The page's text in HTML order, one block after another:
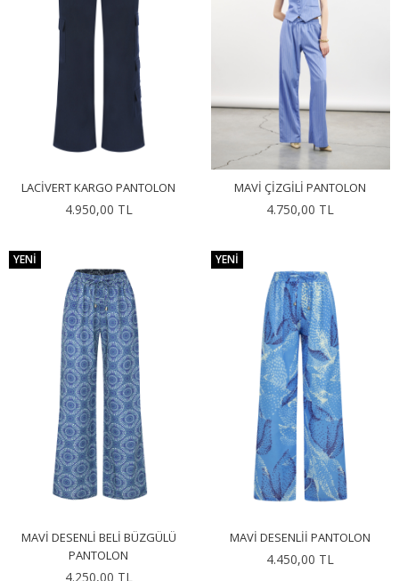
LACIVERT KARGO PANTOLON
4.950,00 TL
MAVI ÇIZGILI PANTOLON
4.750,00 TL
MAVI DESENLI BELI BÜZGÜLÜ
PANTOLON
4.250,00 TL
YENI
MAVI DESENLII PANTOLON
4.450,00 TL
YENI